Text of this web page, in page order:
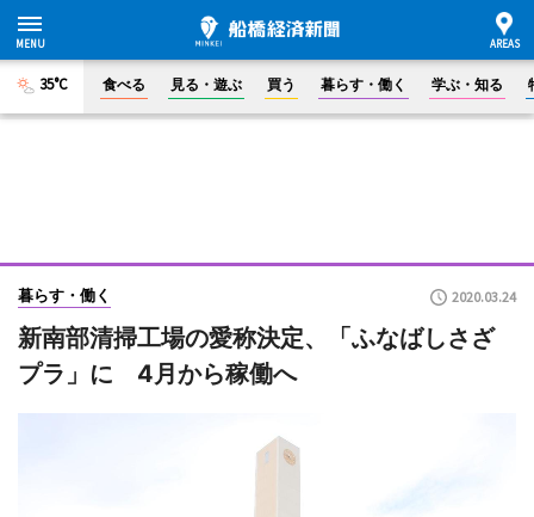
35°C 食べる 見る・遊ぶ 買う 暮らす・働く 学ぶ・知る
暮らす・働く 2020.03.24
新南部清掃工場の愛称決定、「ふなばしさざ
プラ」に 4月から稼働へ